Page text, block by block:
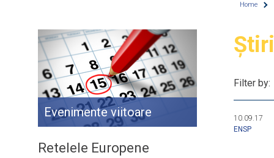
Valori
Echipa
Home
Știri
Filter by:
10.09.17
ENSP
Evenimente viitoare
Retelele Europene